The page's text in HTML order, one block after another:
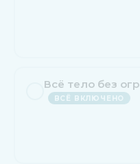
Всё тело без
ВСЁ ВКЛЮЧЕНО